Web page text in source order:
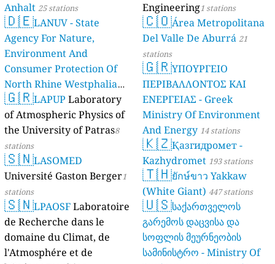
Anhalt 25 stations
🇩🇪LANUV - State
Agency For Nature,
Environment And
Consumer Protection Of
North Rhine Westphalia
(Landesamt Für Natur,
Umwelt Und
Verbraucherschutz NRW)
61 stations
🇬🇷LAPUP Laboratory
of Atmospheric Physics of
the University of Patras8
stations
🇸🇳LASOMED
Université Gaston Berger1
stations
🇸🇳LPAOSF Laboratoire
de Recherche dans le
domaine du Climat, de
l'Atmosphére et de
Engineering1 stations
🇨🇴Área Metropolitana
Del Valle De Aburrá 21
stations
🇬🇷ΥΠΟΥΡΓΕΙΟ
ΠΕΡΙΒΑΛΛΟΝΤΟΣ ΚΑΙ
ΕΝΕΡΓΕΙΑΣ - Greek
Ministry Of Environment
And Energy 14 stations
🇰🇿Қазгидромет -
Kazhydromet 193 stations
🇹🇭ยักษ์ขาว Yakkaw
(White Giant) 447 stations
🇺🇸საქართველოს
გარემოს დაცვისა და
სოფლის მეურნეობის
სამინისტრო - Ministry Of